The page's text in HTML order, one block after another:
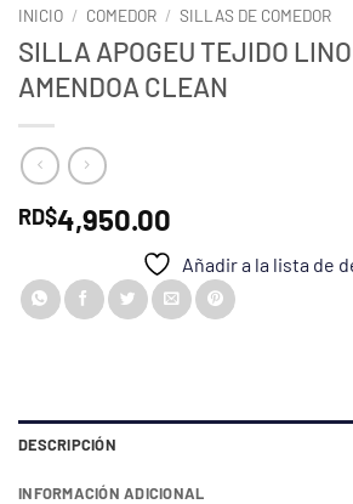
INICIO / COMEDOR / SILLAS DE COMEDOR
SILLA APOGEU TEJIDO
AMENDOA CLEAN
RD$4,950.00
Añadir a la lista de
DESCRIPCIÓN
INFORMACIÓN ADICIONAL